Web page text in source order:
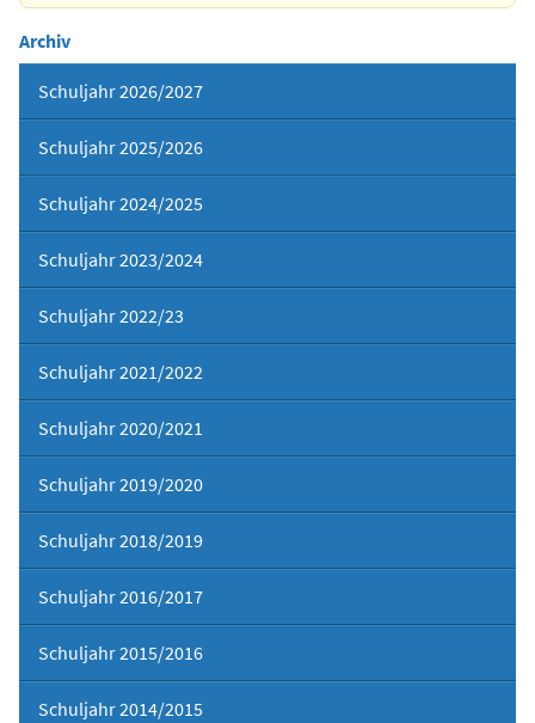
Archiv
Schuljahr 2026/2027
Schuljahr 2025/2026
Schuljahr 2024/2025
Schuljahr 2023/2024
Schuljahr 2022/23
Schuljahr 2021/2022
Schuljahr 2020/2021
Schuljahr 2019/2020
Schuljahr 2018/2019
Schuljahr 2016/2017
Schuljahr 2015/2016
Schuljahr 2014/2015